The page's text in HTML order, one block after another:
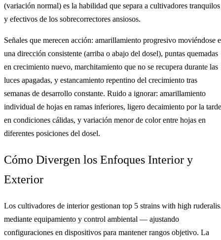
(variación normal) es la habilidad que separa a cultivadores tranquilos
y efectivos de los sobrecorrectores ansiosos.
Señales que merecen acción: amarillamiento progresivo moviéndose
una dirección consistente (arriba o abajo del dosel), puntas quemadas
en crecimiento nuevo, marchitamiento que no se recupera durante las
luces apagadas, y estancamiento repentino del crecimiento tras
semanas de desarrollo constante. Ruido a ignorar: amarillamiento
individual de hojas en ramas inferiores, ligero decaimiento por la tarde
en condiciones cálidas, y variación menor de color entre hojas en
diferentes posiciones del dosel.
Cómo Divergen los Enfoques Interior y
Exterior
Los cultivadores de interior gestionan top 5 strains with high
mediante equipamiento y control ambiental — ajustando
configuraciones en dispositivos para mantener rangos objetivo. La